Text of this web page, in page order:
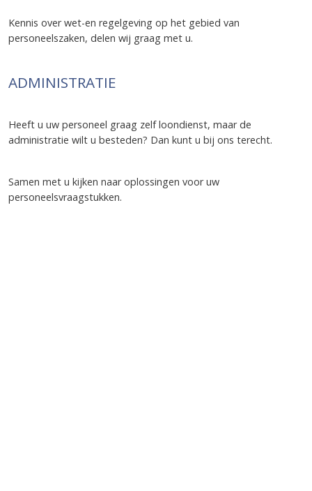
Kennis over wet-en regelgeving op het gebied van
personeelszaken, delen wij graag met u.
ADMINISTRATIE
Heeft u uw personeel graag zelf loondienst, maar de
administratie wilt u besteden? Dan kunt u bij ons terecht.
Samen met u kijken naar oplossingen voor uw
personeelsvraagstukken.